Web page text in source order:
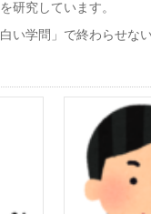
研究しています。
い学問」で終わらせな